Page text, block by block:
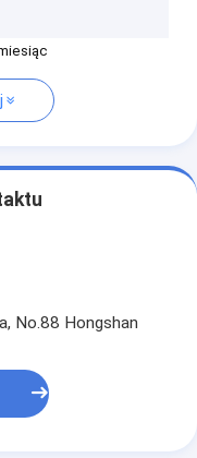
No.88 Hongshan